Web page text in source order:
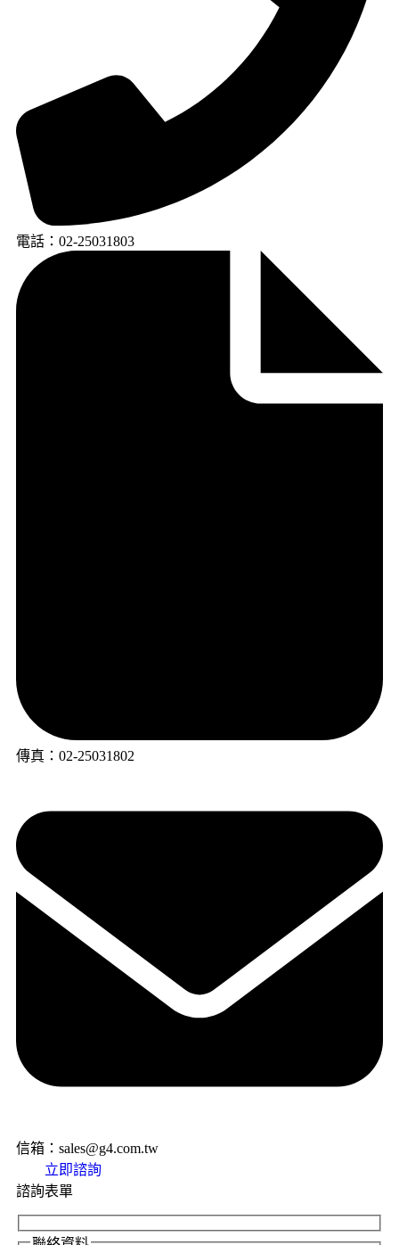
電話：02-25031803
傳真：02-25031802
信箱：sales@g4.com.tw
立即諮詢
諮詢表單